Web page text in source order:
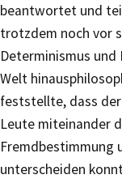
beantwortet und
trotzdem noch vor
Determinismus
Welt
feststellte, dass
Leute miteinander
Fremdbestimmung
unterscheiden